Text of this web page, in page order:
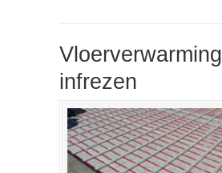
Vloerverwarming
infrezen